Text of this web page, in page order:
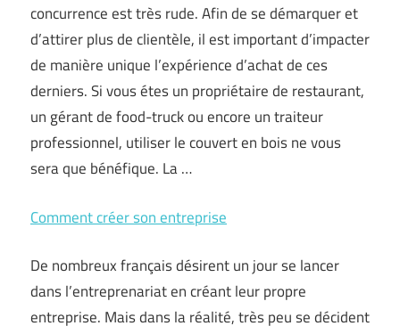
concurrence est très rude. Afin de se démarquer et
d’attirer plus de clientèle, il est important d’impacter
de manière unique l’expérience d’achat de ces
derniers. Si vous étes un propriétaire de restaurant,
un gérant de food-truck ou encore un traiteur
professionnel, utiliser le couvert en bois ne vous
sera que bénéfique. La …
Comment créer son entreprise
De nombreux français désirent un jour se lancer
dans l’entreprenariat en créant leur propre
entreprise. Mais dans la réalité, très peu se décident